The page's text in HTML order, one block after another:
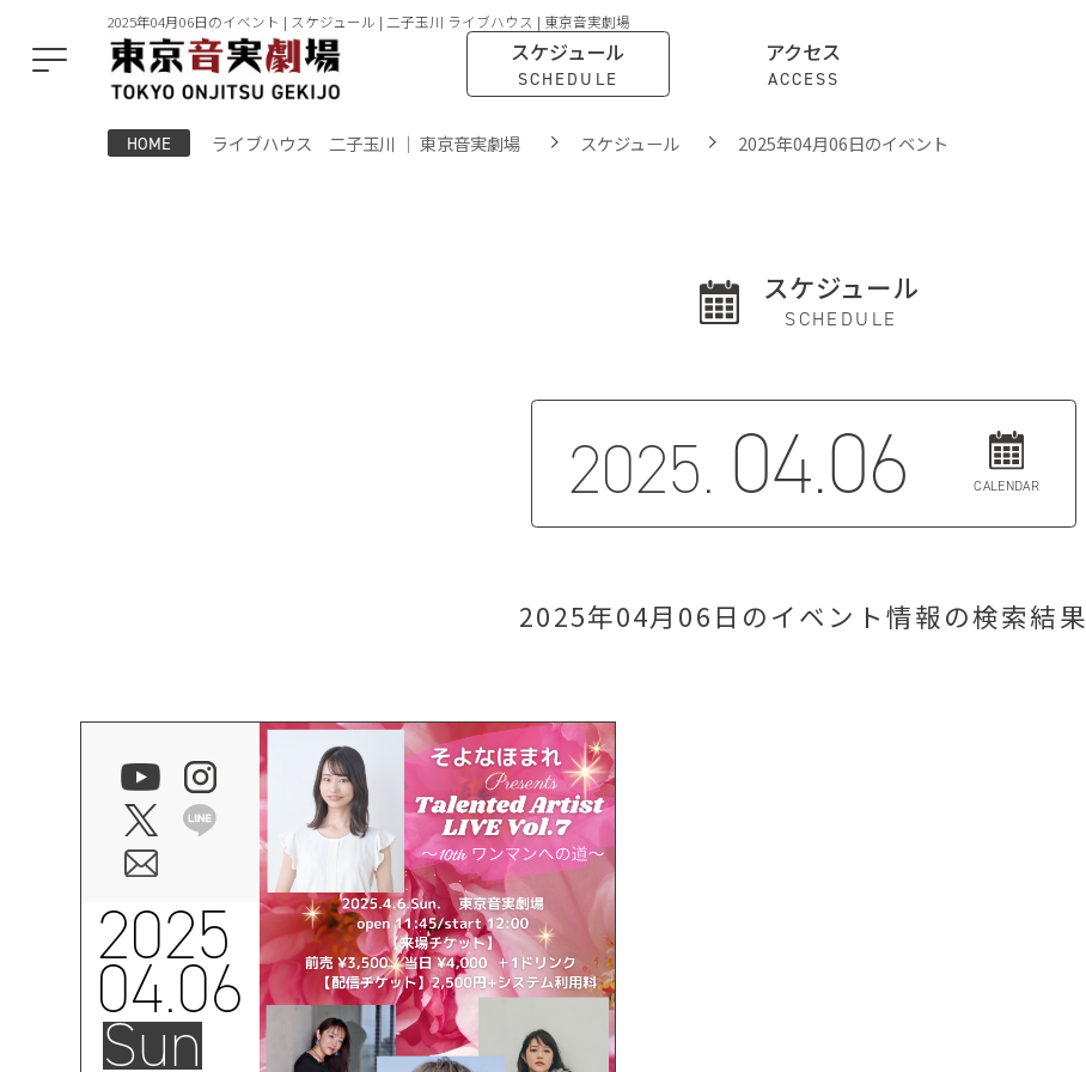
2025年04月06日のイベント | スケジュール | 二子玉川 ライブハウス | 東京音実劇場
スケジュール
SCHEDULE
アクセス
ACCESS
HOME ライブハウス 二子玉川 ｜ 東京音実劇場 スケジュール 2025年04月06日のイベント
スケジュール
SCHEDULE
2025. 04.06 CALENDAR
2025年04月06日のイベント情報の検索結果
2025
04.06
Sun